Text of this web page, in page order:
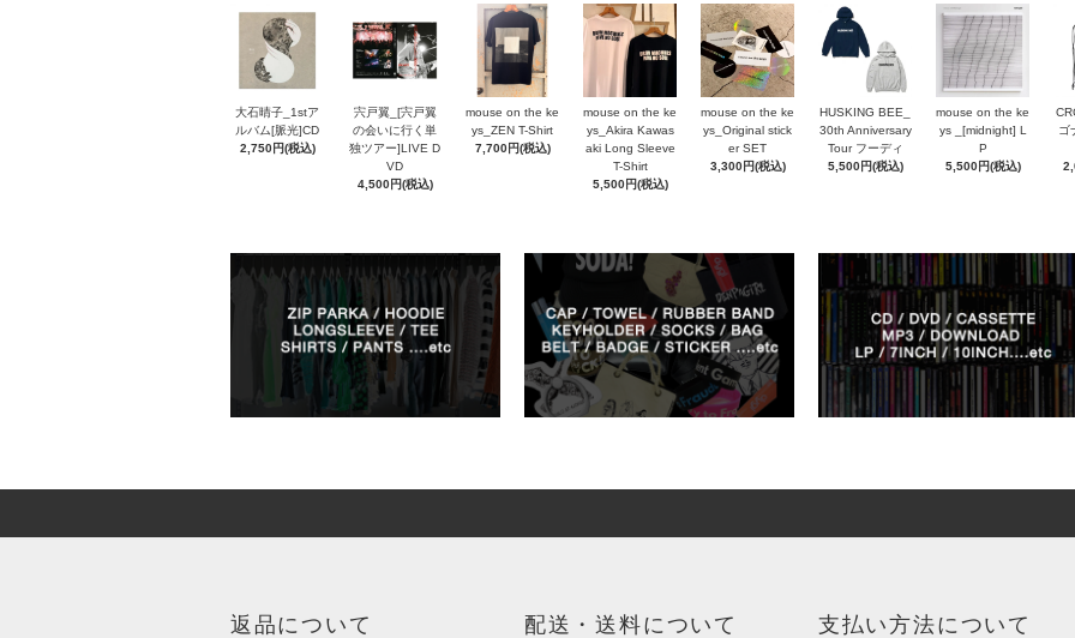
大石晴子_1stア
ルバム[脈光]CD
2,750円(税込)
宍戸翼_[宍戸翼
の会いに行く単
独ツアー]LIVE D
VD
4,500円(税込)
mouse on the ke
ys_ZEN T-Shirt
7,700円(税込)
mouse on the ke
ys_Akira Kawas
aki Long Sleeve
T-Shirt
5,500円(税込)
mouse on the ke
ys_Original stick
er SET
3,300円(税込)
HUSKING BEE_
30th Anniversary
Tour フーディ
5,500円(税込)
mouse on the ke
ys _[midnight] L
P
5,500円(税込)
ゴ
返品について 配送・送料について 支払い方法について